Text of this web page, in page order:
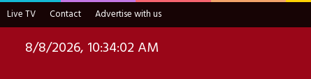
Live TV Contact Advertise with us
8/8/2026, 10:34:03 AM